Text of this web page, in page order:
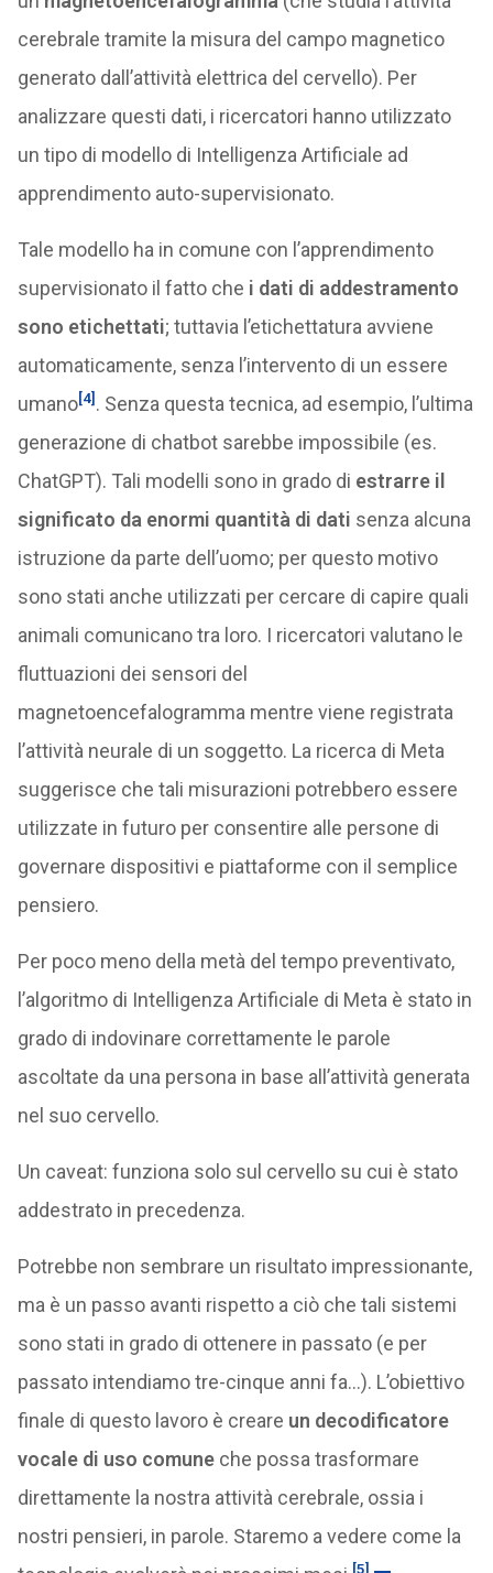
cerebrale tramite la misura del campo magnetico
generato dall’attività elettrica del cervello). Per
analizzare questi dati, i ricercatori hanno utilizzato
un tipo di modello di Intelligenza Artificiale ad
apprendimento auto-supervisionato.
Tale modello ha in comune con l’apprendimento
supervisionato il fatto che i dati di addestramento
sono etichettati; tuttavia l’etichettatura avviene
automaticamente, senza l’intervento di un essere
umano[4] . Senza questa tecnica, ad esempio, l’ultima
generazione di chatbot sarebbe impossibile (es.
ChatGPT). Tali modelli sono in grado di estrarre il
significato da enormi quantità di dati senza alcuna
istruzione da parte dell’uomo; per questo motivo
sono stati anche utilizzati per cercare di capire quali
animali comunicano tra loro. I ricercatori valutano le
fluttuazioni dei sensori del
magnetoencefalogramma mentre viene registrata
l’attività neurale di un soggetto. La ricerca di Meta
suggerisce che tali misurazioni potrebbero essere
utilizzate in futuro per consentire alle persone di
governare dispositivi e piattaforme con il semplice
pensiero.
Per poco meno della metà del tempo preventivato,
l’algoritmo di Intelligenza Artificiale di Meta è stato in
grado di indovinare correttamente le parole
ascoltate da una persona in base all’attività generata
nel suo cervello.
Un caveat: funziona solo sul cervello su cui è stato
addestrato in precedenza.
Potrebbe non sembrare un risultato impressionante,
ma è un passo avanti rispetto a ciò che tali sistemi
sono stati in grado di ottenere in passato (e per
passato intendiamo tre-cinque anni fa…). L’obiettivo
finale di questo lavoro è creare un decodificatore
vocale di uso comuneche possa trasformare
direttamente la nostra attività cerebrale, ossia i
nostri pensieri, in parole. Staremo a vedere come la
[5]